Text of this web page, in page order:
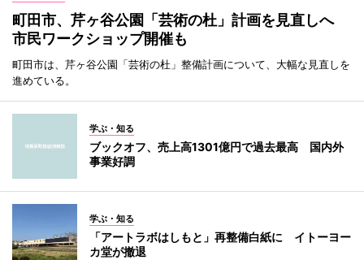
町田市、芹ヶ谷公園「芸術の杜」計画を見直しへ
市民ワークショップ開催も
町田市は、芹ヶ谷公園「芸術の杜」整備計画について、大幅な見直しを
進めている。
学ぶ・知る
ブックオフ、売上高1301億円で過去最高 国内外
事業好調
学ぶ・知る
「アートラボはしもと」再整備白紙に イトーヨー
カ堂が撤退